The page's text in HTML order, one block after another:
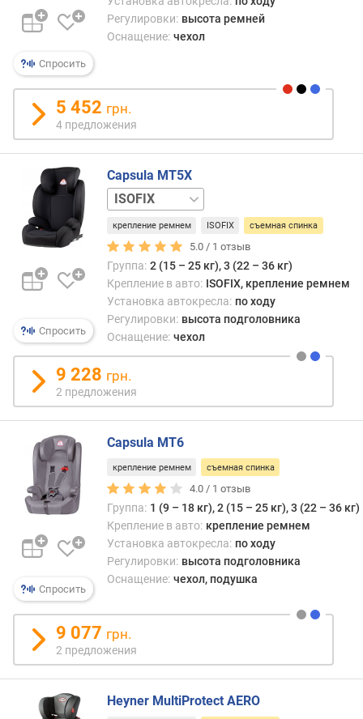
с
т
б
е
з
о
п
а
н
с
т
и
D
в
с
)
Спросить
Регулировки: высота ремней
Оснащение: чехол
5 452 грн.
4 предложения
Спросить
Capsula MT5X
без
ISOFIX
крепление ремнем ISOFIX съемная спинка
5.0 / 1 отзыв
Группа: 2 (15 – 25 кг), 3 (22 – 36 кг)
Крепление в авто: ISOFIX, крепление ремнем
Установка автокресла: по ходу
Регулировки: высота подголовника
Оснащение: чехол
9 228 грн.
2 предложения
Спросить
Capsula MT6
крепление ремнем съемная спинка
4.0 / 1 отзыв
Группа: 1 (9 – 18 кг), 2 (15 – 25 кг), 3 (22 – 36 кг)
Крепление в авто: крепление ремнем
Установка автокресла: по ходу
Регулировки: высота подголовника
Оснащение: чехол, подушка
9 077 грн.
2 предложения
Heyner MultiProtect AERO